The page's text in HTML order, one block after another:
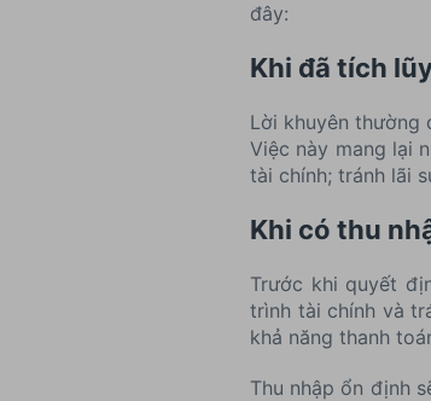
đây:
Khi đã tích
Lời khuyên thường
Việc này mang lại
tài chính; tránh lãi
Khi có thu
Trước khi quyết
trình tài chính và
khả năng thanh
Thu nhập ổn định